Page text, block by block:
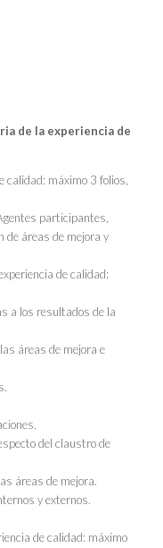
de la experiencia de
calidad: máximo 3 folios,
participantes,
de áreas de mejora y
de calidad:
a los resultados de la
áreas de mejora e
del claustro de
áreas de mejora.
y externos.
de calidad: máximo